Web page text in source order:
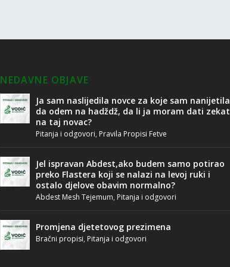
NEDAVNE OBJAVE
Ja sam naslijedila novce za koje sam nanijetila
da odem na hadždž, da li ja moram dati zekat
na taj novac?
Pitanja i odgovori, Pravila Propisi Fetve
Jel ispravan Abdest,ako budem samo potirao
preko Flastera koji se nalazi na levoj ruki i
ostalo djelove obavim normalno?
Abdest Mesh Tejemum, Pitanja i odgovori
Promjena djetetovog prezimena
Bračni propisi, Pitanja i odgovori